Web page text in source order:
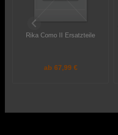
Rika Como II Ersatzteile
ab 67,99 €